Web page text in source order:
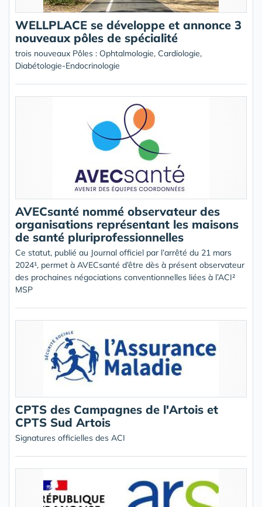
WELLPLACE se développe et annonce 3
nouveaux pôles de spécialité
trois nouveaux Pôles : Ophtalmologie, Cardiologie,
Diabétologie-Endocrinologie
AVECsanté nommé observateur des
organisations représentant les maisons
de santé pluriprofessionnelles
Ce statut, publié au Journal officiel par l’arrêté du 21 mars
2024¹, permet à AVECsanté d’être dès à présent observateur
des prochaines négociations conventionnelles liées à l’ACI²
MSP
CPTS des Campagnes de l'Artois et
CPTS Sud Artois
Signatures officielles des ACI